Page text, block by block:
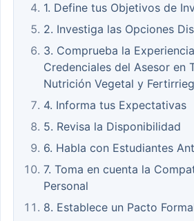
1. Define tus Objetivos de
2. Investiga las Opciones
3. Comprueba la
Credenciales del Asesor en
Nutrición Vegetal y
4. Informa tus Expectativas
5. Revisa la Disponibilidad
6. Habla con Estudiantes
7. Toma en cuenta la
Personal
8. Establece un Pacto